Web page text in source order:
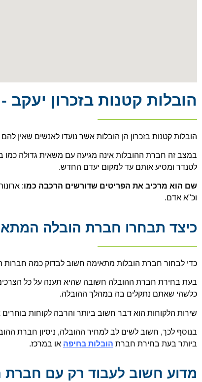
הובלות קטנות בזכרון
הובלות קטנות בזכרון הן הובלות אשר נועדו לאנשים שאין
במצב זה חברת ההובלות אינה מגיעה עם משאית גדולה
לטנדר ומסיע אותם עד למקום יעדם החדש.
שם הוא מרכיב את הפריטים שדורשים הרכבה כמו:
וכ"א אדם.
כיצד תבחרו חברת הובלה
כדי לבחור חברת הובלות מתאימה חשוב לבדוק כמה חברות
בעת בחירת חברת ההובלה חשובה שהיא תענה על כל הצרכים
כלשהי שאתם נתקלים בה במהלך ההובלה.
שירות הלקוחות הוא דבר חשוב ביותר והרבה לקוחות
בנוסף לכך, חשוב לשים לב למחיר ההובלה, ניסיון חברת
ביותר בעת בחירת חברת הובלות בחיפה או במרכז.
מדוע חשוב לעבוד רק עם חברת